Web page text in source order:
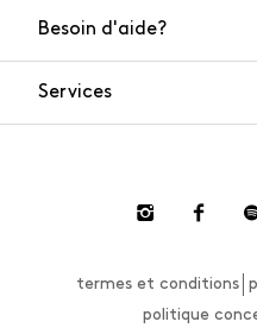
Besoin d'aide?
Guide
Services
Smart
termes et conditions
politique